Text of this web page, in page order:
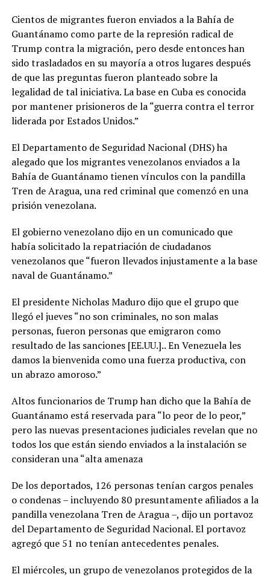
Cientos de migrantes fueron enviados a la Bahía de
Guantánamo como parte de la represión radical de
Trump contra la migración, pero desde entonces han
sido trasladados en su mayoría a otros lugares después
de que las preguntas fueron planteado sobre la
legalidad de tal iniciativa. La base en Cuba es conocida
por mantener prisioneros de la “guerra contra el terror
liderada por Estados Unidos.”
El Departamento de Seguridad Nacional (DHS) ha
alegado que los migrantes venezolanos enviados a la
Bahía de Guantánamo tienen vínculos con la pandilla
Tren de Aragua, una red criminal que comenzó en una
prisión venezolana.
El gobierno venezolano dijo en un comunicado que
había solicitado la repatriación de ciudadanos
venezolanos que “fueron llevados injustamente a la base
naval de Guantánamo.”
El presidente Nicholas Maduro dijo que el grupo que
llegó el jueves “no son criminales, no son malas
personas, fueron personas que emigraron como
resultado de las sanciones [EE.UU.].. En Venezuela les
damos la bienvenida como una fuerza productiva, con
un abrazo amoroso.”
Altos funcionarios de Trump han dicho que la Bahía de
Guantánamo está reservada para “lo peor de lo peor,”
pero las nuevas presentaciones judiciales revelan que no
todos los que están siendo enviados a la instalación se
consideran una “alta amenaza
De los deportados, 126 personas tenían cargos penales
o condenas – incluyendo 80 presuntamente afiliados a la
pandilla venezolana Tren de Aragua –, dijo un portavoz
del Departamento de Seguridad Nacional. El portavoz
agregó que 51 no tenían antecedentes penales.
El miércoles, un grupo de venezolanos protegidos de la